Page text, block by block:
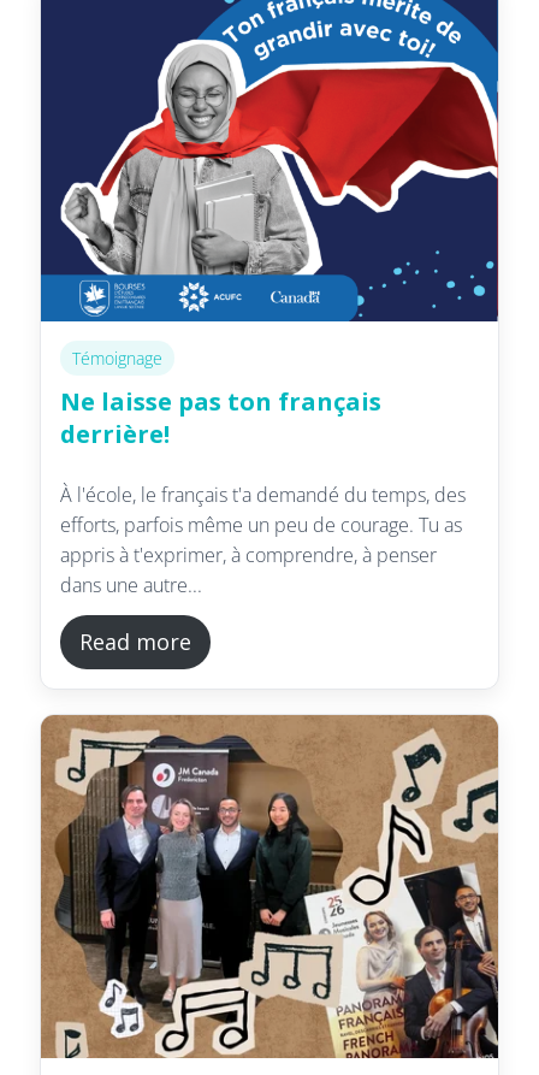
Témoignage
Ne laisse pas ton français
derrière!
À l'école, le français t'a demandé du temps, des
efforts, parfois même un peu de courage. Tu as
appris à t'exprimer, à comprendre, à penser
dans une autre...
Read more